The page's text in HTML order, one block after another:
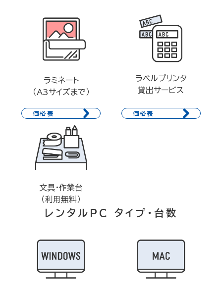
ラミネート
（A3サイズまで）
価格表
ラベルプリンタ
貸出サービス
価格表
文具・作業台
（利用無料）
レンタルPC タイプ・台数